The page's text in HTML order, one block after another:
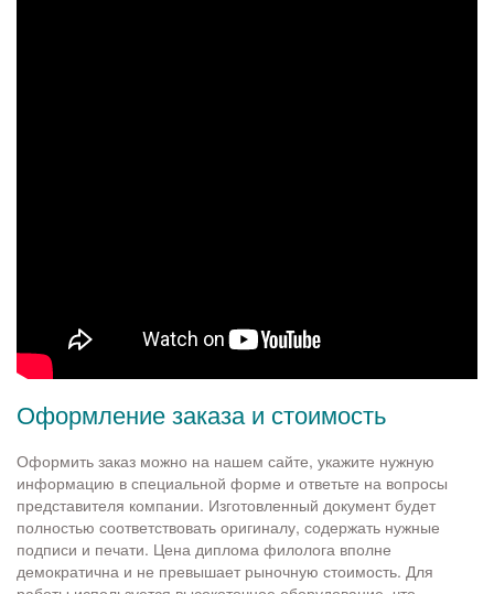
Оформление заказа и стоимость
Оформить заказ можно на нашем сайте, укажите нужную
информацию в специальной форме и ответьте на вопросы
представителя компании. Изготовленный документ будет
полностью соответствовать оригиналу, содержать нужные
подписи и печати. Цена диплома филолога вполне
демократична и не превышает рыночную стоимость. Для